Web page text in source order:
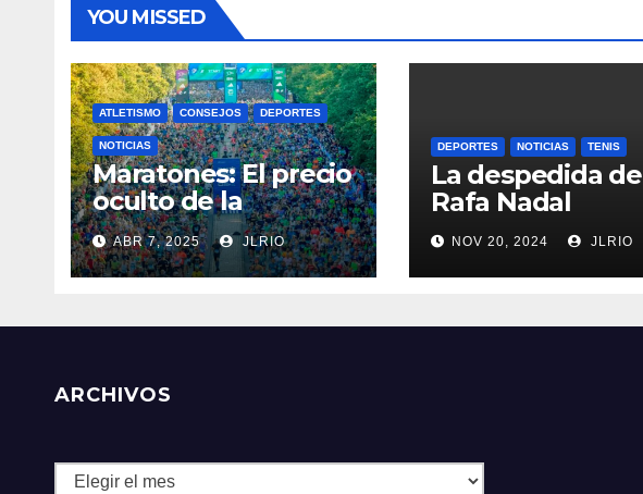
YOU MISSED
ATLETISMO CONSEJOS DEPORTES
NOTICIAS
Maratones: El precio
oculto de la
resistencia
ABR 7, 2025 JLRIO
DEPORTES NOTICIAS TENIS
La despedida de
Rafa Nadal
NOV 20, 2024 JLRIO
ARCHIVOS
Archivos